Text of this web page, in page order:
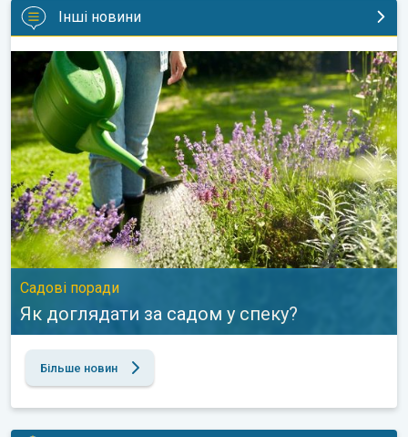
Інші новини
Як доглядати за садом у спеку?. Садові поради. . .
Садові поради
Як доглядати за садом у спеку?
Більше новин